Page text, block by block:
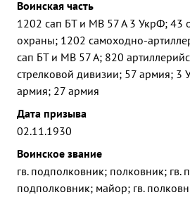
Воинская часть
1202 сап БТ и МВ 57 А 3 УкрФ; 43
охраны; 1202 самоходно-
сап БТ и МВ 57 А; 820
стрелковой дивизии; 57 армия; 3
армия; 27 армия
Дата призыва
02.11.1930
Воинское звание
гв. подполковник; полковник; гв.
подполковник; майор; гв.